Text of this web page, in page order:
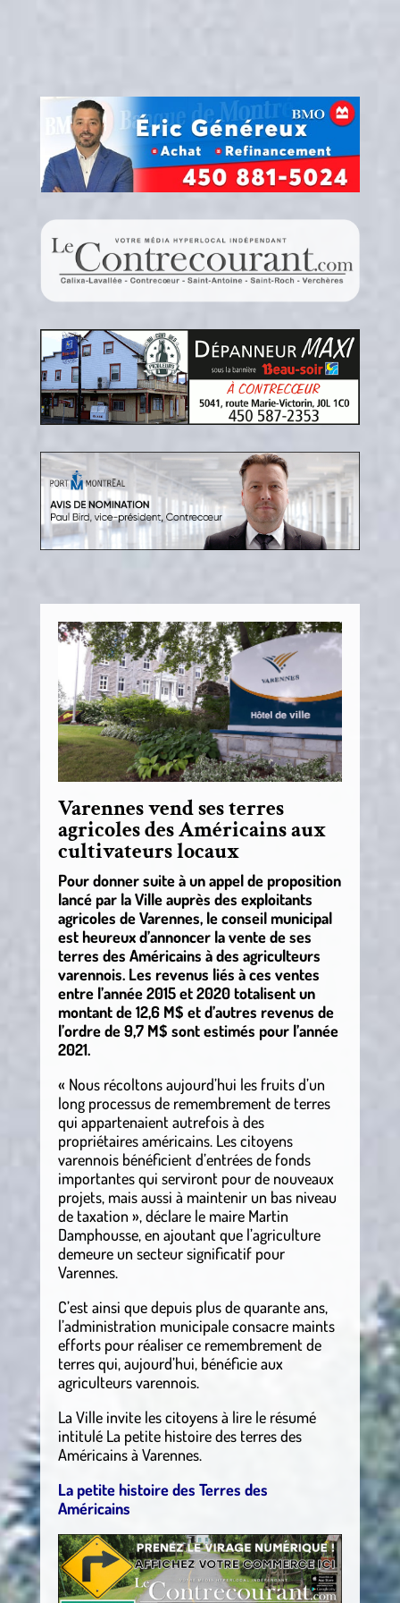
Varennes vend ses terres
agricoles des Américains aux
cultivateurs locaux
Pour donner suite à un appel de proposition
lancé par la Ville auprès des exploitants
agricoles de Varennes, le conseil municipal
est heureux d’annoncer la vente de ses
terres des Américains à des agriculteurs
varennois. Les revenus liés à ces ventes
entre l’année 2015 et 2020 totalisent un
montant de 12,6 M$ et d’autres revenus de
l’ordre de 9,7 M$ sont estimés pour l’année
2021.
« Nous récoltons aujourd’hui les fruits d’un
long processus de remembrement de terres
qui appartenaient autrefois à des
propriétaires américains. Les citoyens
varennois bénéficient d’entrées de fonds
importantes qui serviront pour de nouveaux
projets, mais aussi à maintenir un bas niveau
de taxation », déclare le maire Martin
Damphousse, en ajoutant que l’agriculture
demeure un secteur significatif pour
Varennes.
C’est ainsi que depuis plus de quarante ans,
l’administration municipale consacre maints
efforts pour réaliser ce remembrement de
terres qui, aujourd’hui, bénéficie aux
agriculteurs varennois.
La Ville invite les citoyens à lire le résumé
intitulé La petite histoire des terres des
Américains à Varennes.
La petite histoire des Terres des
Américains